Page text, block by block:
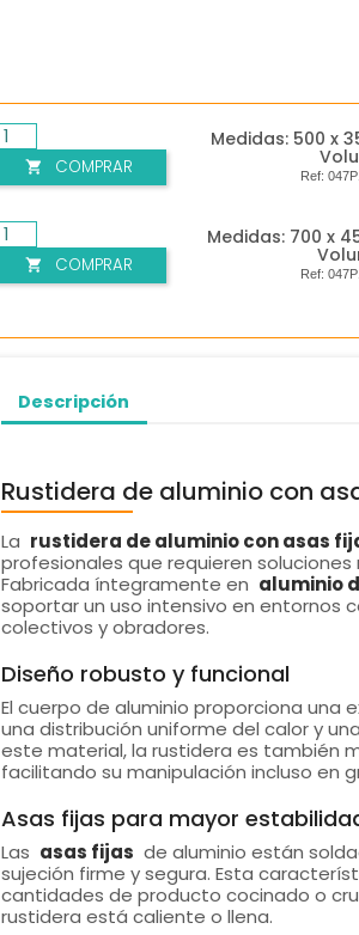
 COMPRAR
Medidas: 500 x
Ref:
 COMPRAR
Medidas: 700 x
Ref:
Descripción
Rustidera de aluminio con
La rustidera de aluminio con asas
profesionales que requieren
Fabricada íntegramente en aluminio
soportar un uso intensivo en entornos
colectivos y obradores.
Diseño robusto y funcional
El cuerpo de aluminio proporciona una
una distribución uniforme del calor y
este material, la rustidera es también
facilitando su manipulación incluso en
Asas fijas para mayor
Las asas fijas de aluminio están
sujeción firme y segura. Esta
cantidades de producto cocinado o
rustidera está caliente o llena.